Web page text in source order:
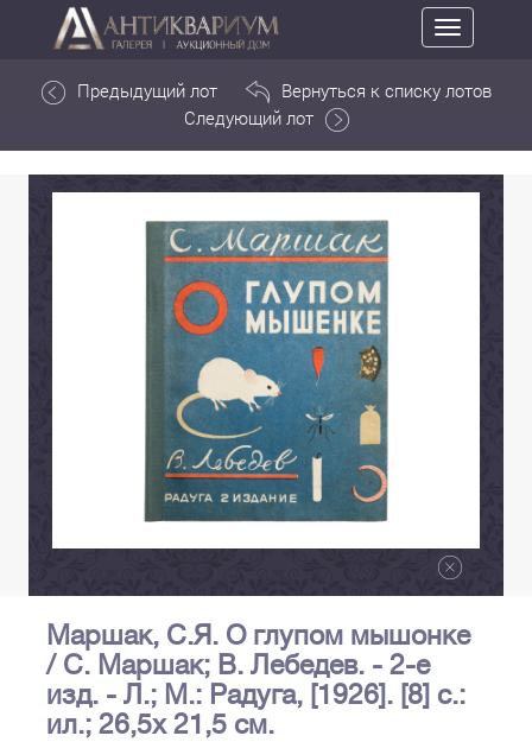
Toggle
navigation
Предыдущий лот
Вернуться к списку лотов
Следующий лот
Маршак, С.Я. О глупом мышонке
/ С. Маршак; В. Лебедев. - 2-е
изд. - Л.; М.: Радуга, [1926]. [8] с.:
ил.; 26,5х 21,5 см.